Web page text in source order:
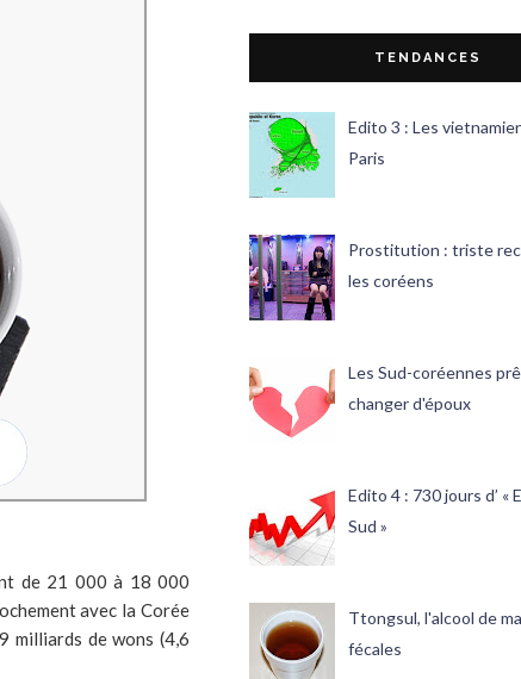
de 21 000 à 18 000
avec la Corée
milliards de wons (4,6
TENDANCES
Edito 3 : Les
Paris
Prostitution : triste
les coréens
Les Sud-coréennes
changer d'époux
Edito 4 : 730 jours d’ «
Sud »
Ttongsul, l'alcool de
fécales